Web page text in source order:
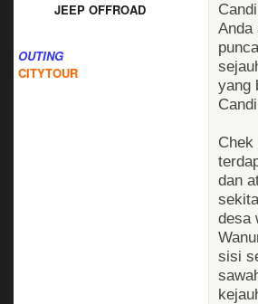
JEEP OFFROAD
OUTING
CITYTOUR
Anda
yang
dan
desa
sisi